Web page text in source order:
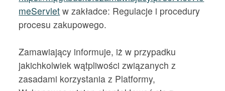
meServlet w zakładce: Regulacje i procedury
procesu zakupowego.
Zamawiający informuje, iż w przypadku
jakichkolwiek wątpliwości związanych z
zasadami korzystania z Platformy,